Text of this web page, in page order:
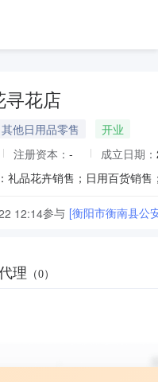
寻花店
其他日用品零售
开业
注册资本： - 成立日期：
12:14参与 [衡阳市衡南县公
理 （0）